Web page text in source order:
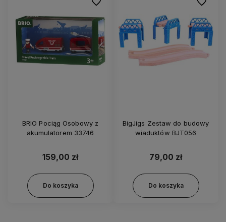
BRIO Pociąg Osobowy z
akumulatorem 33746
159,00 zł
Do koszyka
BigJigs Zestaw do budowy
wiaduktów BJT056
79,00 zł
Do koszyka